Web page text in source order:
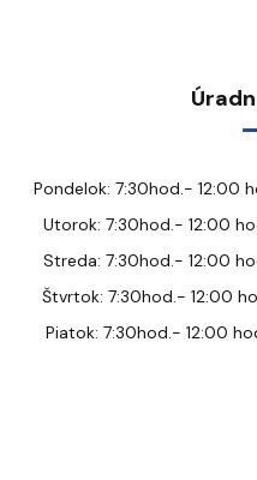
Pondelok: 7:30hod.- 12:00
Utorok: 7:30hod.- 12:00
Streda: 7:30hod.- 12:00
Štvrtok: 7:30hod.- 12:00
Piatok: 7:30hod.- 12:00